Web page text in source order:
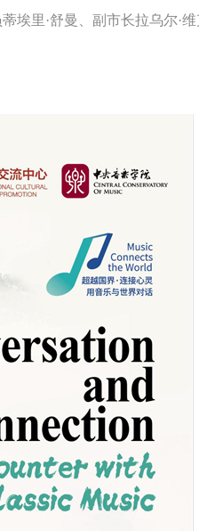
里·舒曼、副市长拉乌尔·